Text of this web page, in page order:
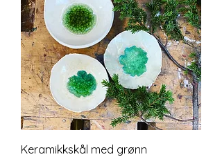
Keramikkskål med grønn